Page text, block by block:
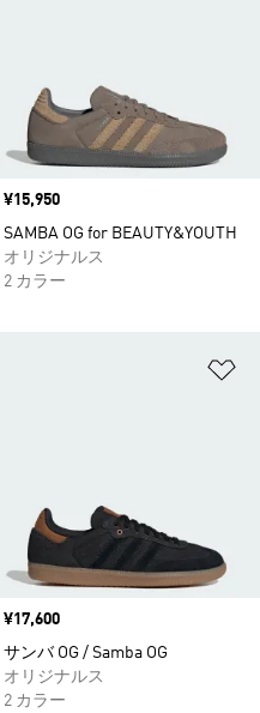
価格
¥15,950
SAMBA OG for BEAUTY&YOUTH
オリジナルス
2 カラー
価格
¥17,600
サンバ OG / Samba OG
オリジナルス
2 カラー